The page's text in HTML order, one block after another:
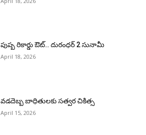
పుష్ప రికార్డు ఔట్‌.. దురంధ‌ర్ 2 సునామీ
April 18, 2026
వడదెబ్బ బాధితులకు సత్వర చికిత్స
April 15, 2026